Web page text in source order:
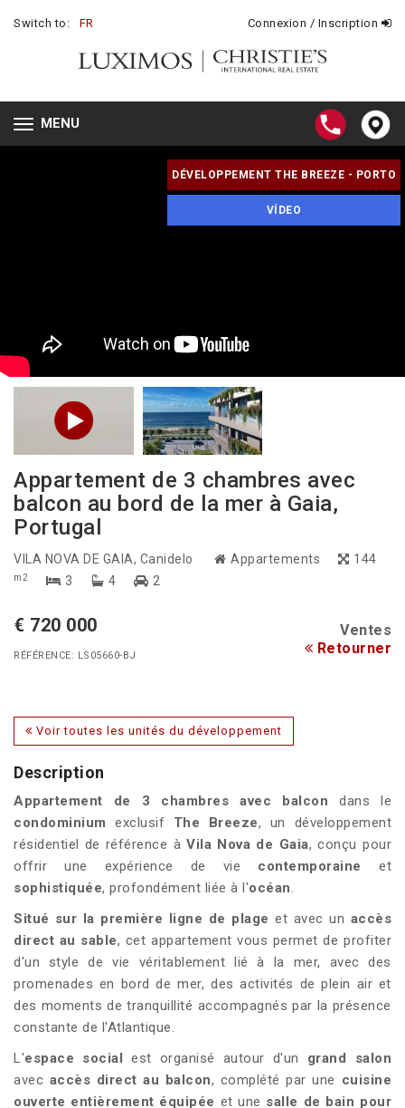
Switch to: FR Connexion / Inscription
Toggle
navigation
MENU
DÉVELOPPEMENT THE BREEZE - PORTO
VÍDEO
Appartement de 3 chambres avec
balcon au bord de la mer à Gaia,
Portugal
VILA NOVA DE GAIA, Canidelo Appartements 144
m2 3 4 2
€ 720 000 Ventes
RÉFÉRENCE: LS05660-BJ Retourner
Voir toutes les unités du développement
Description
Appartement de 3 chambres avec balcon dans le
condominium exclusif The Breeze, un développement
résidentiel de référence à Vila Nova de Gaia, conçu pour
offrir une expérience de vie contemporaine
et
sophistiquée, profondément liée à l'océan.
Situé sur la première ligne de plage et avec un accès
direct au sable, cet appartement vous permet de profiter
d'un style de vie véritablement lié à la mer, avec des
promenades en bord de mer, des activités de plein air et
des moments de tranquillité accompagnés par la présence
constante de l'Atlantique.
L'espace social est organisé autour d'un grand salon
avec accès direct au balcon, complété par une cuisine
ouverte entièrement équipée et une salle de bain pour